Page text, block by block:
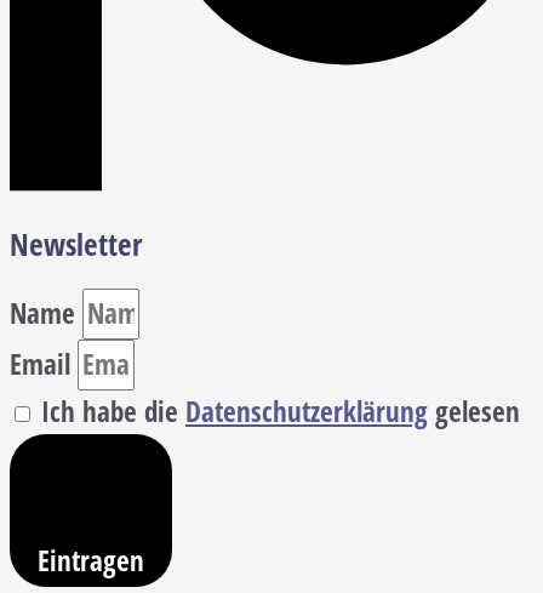
Newsletter
Name
Email
Ich habe die Datenschutzerklärunggelesen
Eintragen